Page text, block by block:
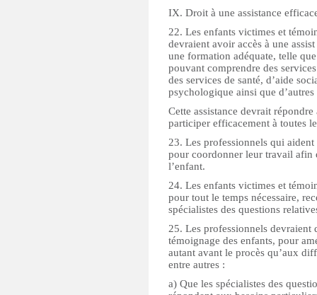
IX. Droit à une assistance
22. Les enfants victimes et
devraient avoir accès à une
une formation adéquate, telle
pouvant comprendre des
des services de santé, d’aide
psychologique ainsi que
Cette assistance devrait
participer efficacement à toutes
23. Les professionnels qui
pour coordonner leur travail afin
l’enfant.
24. Les enfants victimes et
pour tout le temps nécessaire,
spécialistes des questions
25. Les professionnels devraient
témoignage des enfants, pour
autant avant le procès qu’aux
entre autres :
a) Que les spécialistes des